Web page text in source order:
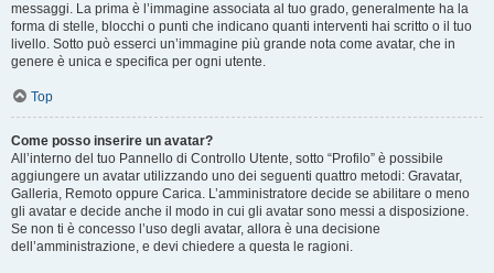
messaggi. La prima è l’immagine associata al tuo grado, generalmente ha la
forma di stelle, blocchi o punti che indicano quanti interventi hai scritto o il tuo
livello. Sotto può esserci un’immagine più grande nota come avatar, che in
genere è unica e specifica per ogni utente.
Top
Come posso inserire un avatar?
All’interno del tuo Pannello di Controllo Utente, sotto “Profilo” è possibile
aggiungere un avatar utilizzando uno dei seguenti quattro metodi: Gravatar,
Galleria, Remoto oppure Carica. L’amministratore decide se abilitare o meno
gli avatar e decide anche il modo in cui gli avatar sono messi a disposizione.
Se non ti è concesso l’uso degli avatar, allora è una decisione
dell’amministrazione, e devi chiedere a questa le ragioni.